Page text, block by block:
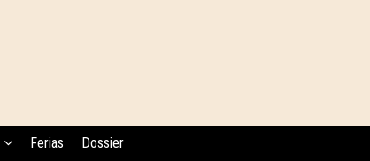
Ferias Dossier